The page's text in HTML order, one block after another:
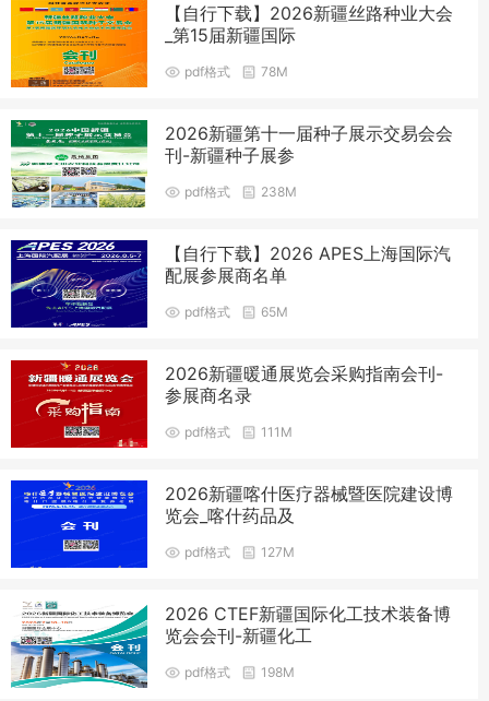
【自行下载】2026新疆丝路种业大会
_第15届新疆国际
pdf格式 78M
2026新疆第十一届种子展示交易会会
刊-新疆种子展参
pdf格式 238M
【自行下载】2026 APES上海国际汽
配展参展商名单
pdf格式 65M
2026新疆暖通展览会采购指南会刊-
参展商名录
pdf格式 111M
2026新疆喀什医疗器械暨医院建设博
览会_喀什药品及
pdf格式 127M
2026 CTEF新疆国际化工技术装备博
览会会刊-新疆化工
pdf格式 198M